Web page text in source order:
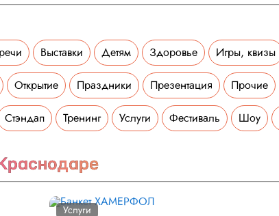
Выставки Детям Здоровье Игры, квизы
Открытие Праздники Презентация Прочие
Стэндап Тренинг Услуги Фестиваль Шоу
Услуги